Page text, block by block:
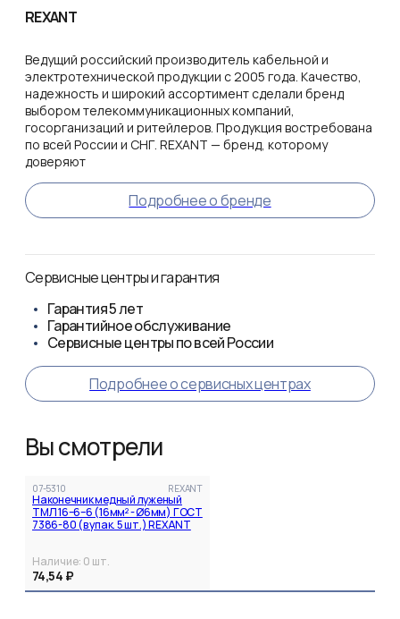
REXANT
Ведущий российский производитель кабельной и
электротехнической продукции с 2005 года. Качество,
надежность и широкий ассортимент сделали бренд
выбором телекоммуникационных компаний,
госорганизаций и ритейлеров. Продукция востребована
по всей России и СНГ. REXANT — бренд, которому
доверяют
Подробнее о бренде
Сервисные центры и гарантия
Гарантия5 лет
Гарантийное обслуживание
Сервисные центры по всей России
Подробнее о сервисных центрах
Вы смотрели
07-5310 REXANT
Наконечник медный луженый
ТМЛ 16–6–6 (16мм² - Ø6мм) ГОСТ
7386-80 (в упак. 5 шт.) REXANT
Наличие: 0 шт.
74,54 ₽